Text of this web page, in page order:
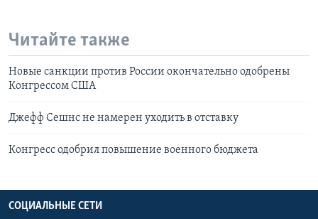
Читайте также
Новые санкции против России окончательно одобрены
Конгрессом США
Джефф Сешнс не намерен уходить в отставку
Конгресс одобрил повышение военного бюджета
СОЦИАЛЬНЫЕ СЕТИ